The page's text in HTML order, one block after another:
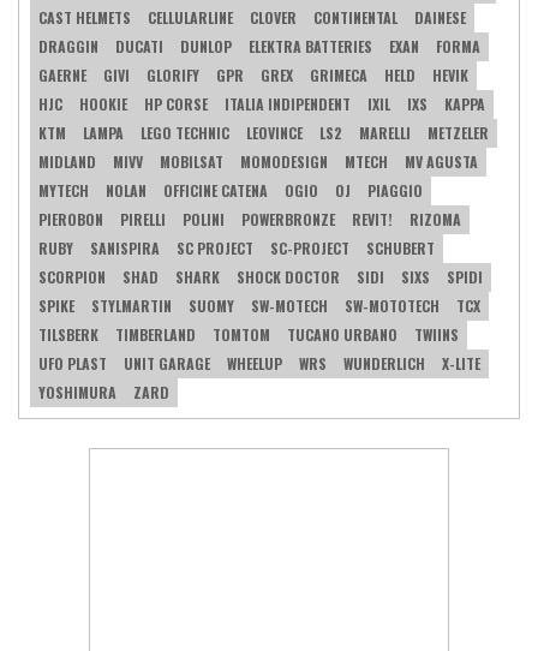
CAST HELMETS
CELLULARLINE CLOVER CONTINENTAL
DAINESE
DRAGGIN
DUCATI DUNLOP ELEKTRA BATTERIES EXAN
FORMA
GAERNE
GIVI GLORIFY GPR GREX GRIMECA HELD
HEVIK
HJC
HOOKIE HP CORSE ITALIA INDIPENDENT IXIL IXS
KAPPA
KTM
LAMPA LEGO TECHNIC LEOVINCE LS2 MARELLI
METZELER
MIDLAND
MIVV MOBILSAT MOMODESIGN MTECH
MV AGUSTA
MYTECH
NOLAN OFFICINE CATENA OGIO OJ
PIAGGIO
PIEROBON
PIRELLI POLINI POWERBRONZE REVIT!
RIZOMA
RUBY
SANISPIRA SC PROJECT SC-PROJECT
SCHUBERT
SCORPION
SHAD SHARK SHOCK DOCTOR SIDI SIXS
SPIDI
SPIKE
STYLMARTIN SUOMY SW-MOTECH SW-MOTOTECH
TCX
TILSBERK
TIMBERLAND TOMTOM TUCANO URBANO
TWIINS
UFO PLAST
UNIT GARAGE WHEELUP WRS WUNDERLICH
X-LITE
YOSHIMURA
ZARD